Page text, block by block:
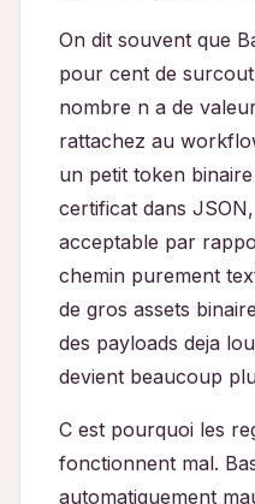
On dit souvent que
pour cent de
nombre n a de
rattachez au
un petit token
certificat dans
acceptable par
chemin purement
de gros assets
des payloads deja
devient beaucoup
C est pourquoi les
fonctionnent mal.
automatiquement